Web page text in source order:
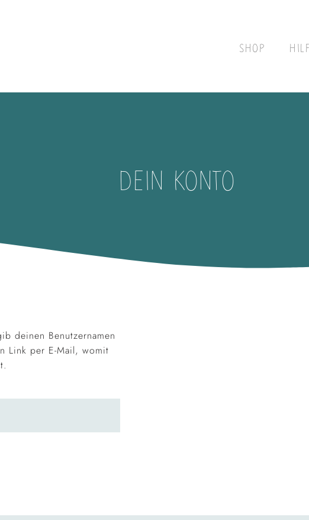
SHOP
DEIN KONTO
deinen Benutzernamen
Link per E-Mail, womit